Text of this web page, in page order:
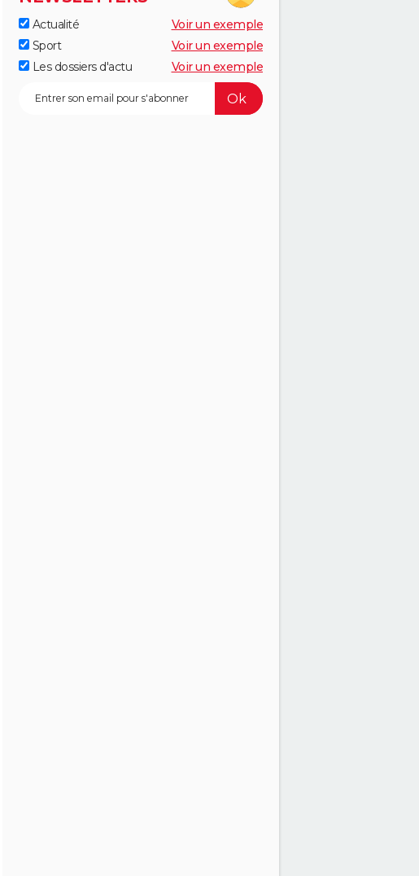
Actualité
Voir un exemple
Sport
Voir un exemple
Les dossiers d'actu
Voir un exemple